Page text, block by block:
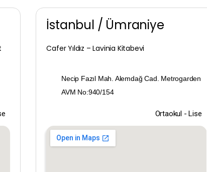
Afyonkarahisar
Ağrı
Amasya
Antalya
İstanbul / Ümraniye
Cafer Yıldız – Lavinia Kitabevi
Necip Fazıl Mah. Alemdağ Cad. Metrogarden
AVM No:940/154
Ortaokul - Lise